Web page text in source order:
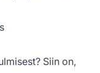
Siin on,